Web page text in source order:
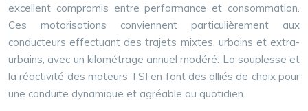
excellent compromis entre performance et consommation.
Ces motorisations conviennent particulièrement aux
conducteurs effectuant des trajets mixtes, urbains et extra-
urbains, avec un kilométrage annuel modéré. La souplesse et
la réactivité des moteurs TSI en font des alliés de choix pour
une conduite dynamique et agréable au quotidien.